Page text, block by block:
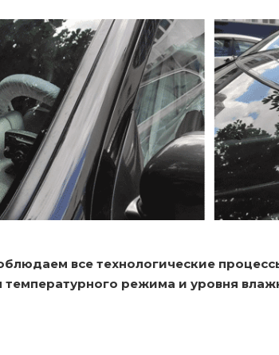
все технологические
режима и уровня